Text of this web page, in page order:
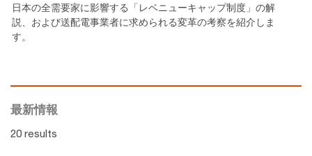
日本の全需要家に影響する「レベニューキャップ制度」の解
説、および送配電事業者に求められる変革の考察を紹介しま
す。
最新情報
20 results